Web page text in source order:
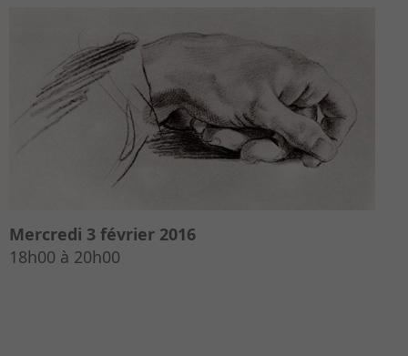
Mercredi 3 février 2016
18h00 à 20h00